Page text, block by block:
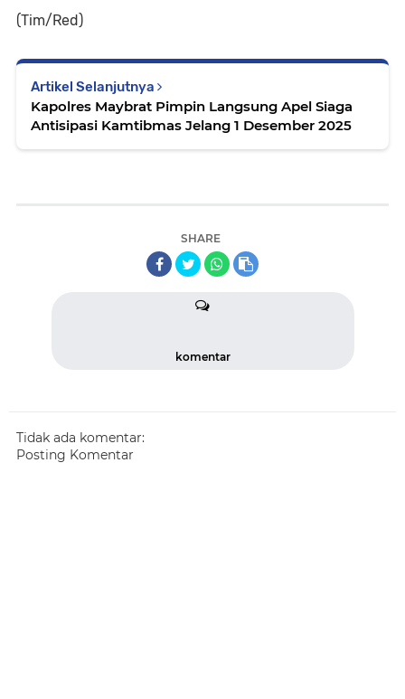
(Tim/Red)
Artikel Selanjutnya
Kapolres Maybrat Pimpin Langsung Apel Siaga
Antisipasi Kamtibmas Jelang 1 Desember 2025
SHARE
komentar
Tidak ada komentar:
Posting Komentar